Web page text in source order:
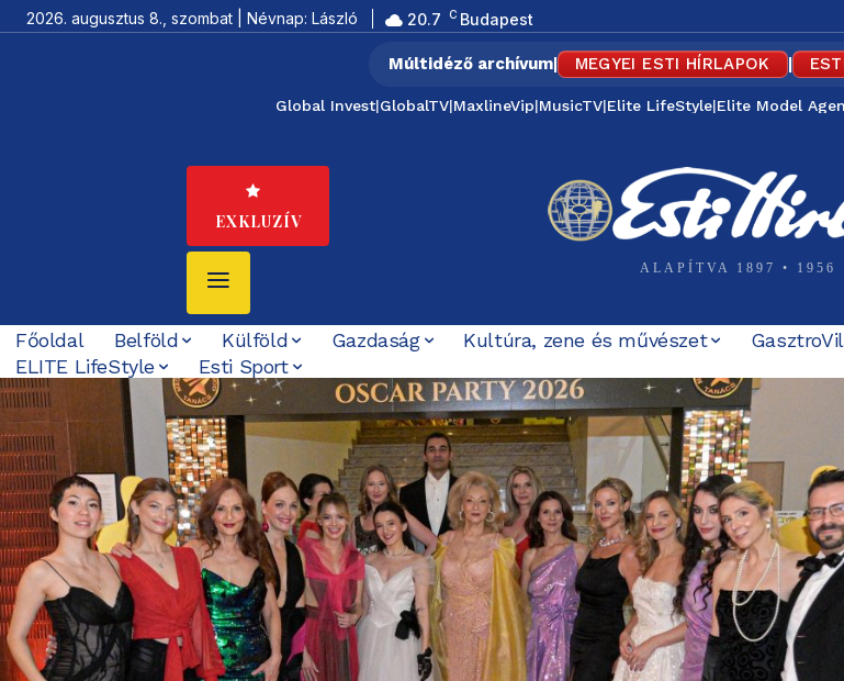
2026. augusztus 8., szombat | Névnap: László 20.7 C Budapest
Múltidéző archívum| MEGYEI ESTI HÍRLAPOK |
Global Invest|GlobalTV|MaxlineVip|MusicTV|Elite LifeStyle|Elite Model
EXKLUZÍV
ALAPÍTVA 1897 • 1956
Főoldal Belföld Külföld Gazdaság Kultúra, zene és művészet
ELITE LifeStyle
Esti Sport